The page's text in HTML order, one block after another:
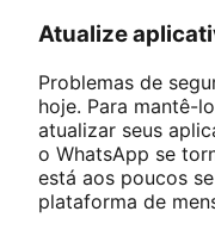
Atualize
Problemas de
hoje. Para mantê-
atualizar seus
o WhatsApp se
está aos poucos
plataforma de